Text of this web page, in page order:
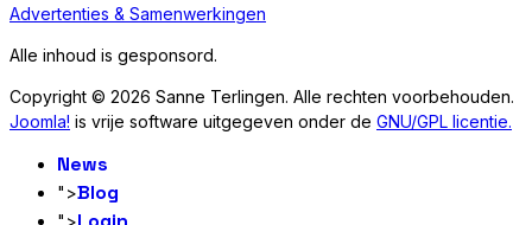
Advertenties & Samenwerkingen
Alle inhoud is gesponsord.
Copyright © 2026 Sanne Terlingen. Alle rechten voorbehouden.
Joomla! is vrije software uitgegeven onder de GNU/GPL licentie.
News
">Blog
">